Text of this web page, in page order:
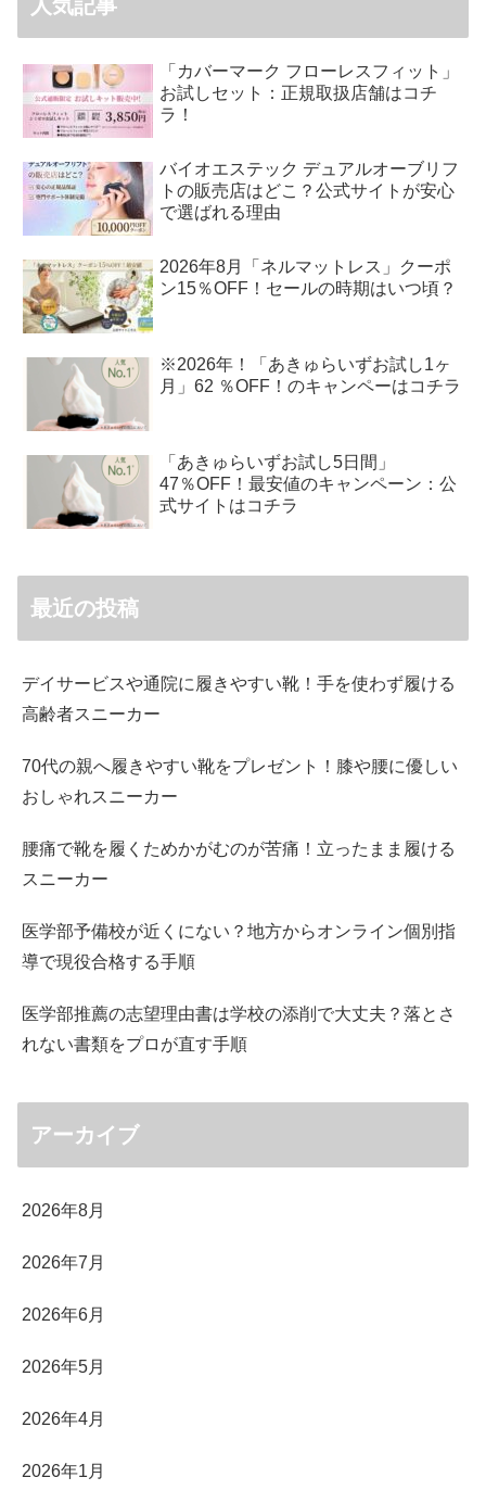
人気記事
「カバーマーク フローレスフィット」
お試しセット：正規取扱店舗はコチ
ラ！
バイオエステック デュアルオーブリフ
トの販売店はどこ？公式サイトが安心
で選ばれる理由
2026年8月「ネルマットレス」クーポ
ン15％OFF！セールの時期はいつ頃？
※2026年！「あきゅらいずお試し1ヶ
月」62 ％OFF！のキャンペーはコチラ
「あきゅらいずお試し5日間」
47％OFF！最安値のキャンペーン：公
式サイトはコチラ
最近の投稿
デイサービスや通院に履きやすい靴！手を使わず履ける
高齢者スニーカー
70代の親へ履きやすい靴をプレゼント！膝や腰に優しい
おしゃれスニーカー
腰痛で靴を履くためかがむのが苦痛！立ったまま履ける
スニーカー
医学部予備校が近くにない？地方からオンライン個別指
導で現役合格する手順
医学部推薦の志望理由書は学校の添削で大丈夫？落とさ
れない書類をプロが直す手順
アーカイブ
2026年8月
2026年7月
2026年6月
2026年5月
2026年4月
2026年1月